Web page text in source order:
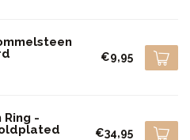
€9,95
-
€34,95